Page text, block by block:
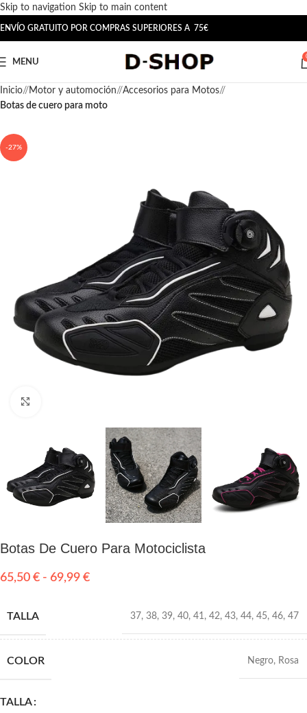
Skip to navigation Skip to main content
ENVÍO GRATUITO POR COMPRAS SUPERIORES A 75€
MENU
Inicio/ Motor y automoción/ Accesorios para Motos/
Botas de cuero para moto
-27%
Botas De Cuero Para Motociclista
65,50 € - 69,99 €
TALLA 37, 38, 39, 40, 41, 42, 43, 44, 45, 46, 47
COLOR Negro, Rosa
TALLA